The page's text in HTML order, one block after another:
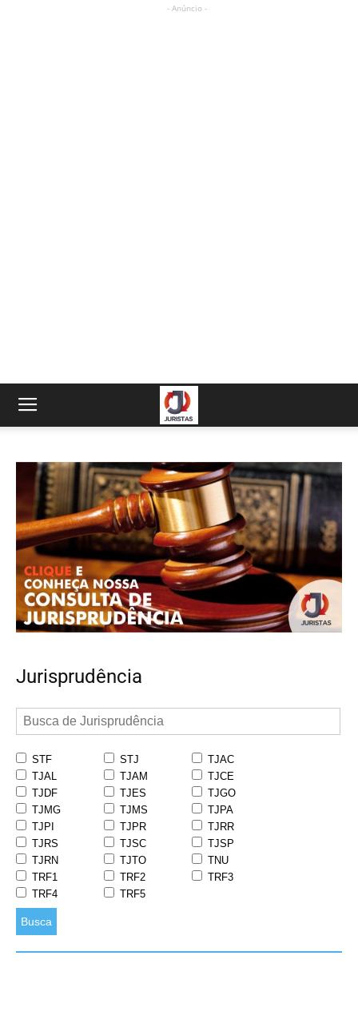
- Anúncio -
Jurisprudência
STF STJ
TJAC
TJAL
TJAM
TJCE
TJDF
TJES
TJGO
TJMG
TJMS
TJPA
TJPI
TJPR
TJRR
TJRS
TJSC
TJSP
TJRN
TJTO
TNU
TRF1
TRF2
TRF3
TRF4
TRF5
Busca